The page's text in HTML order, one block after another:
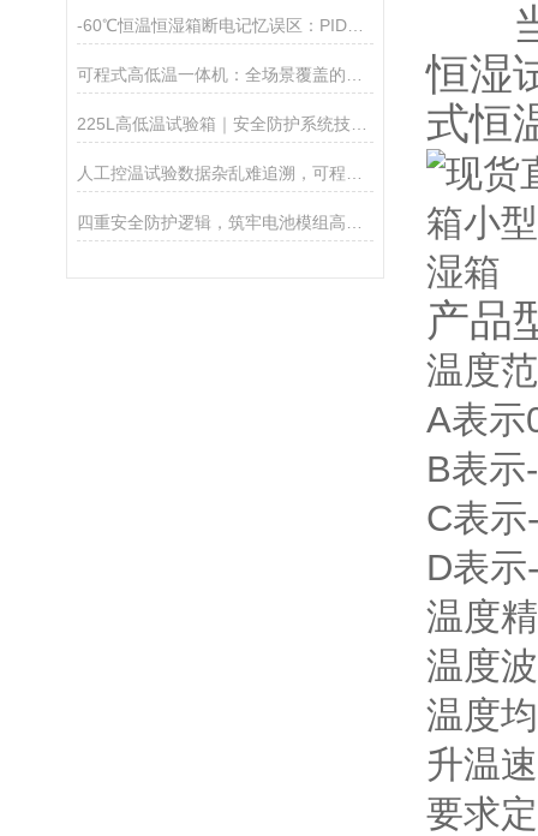
-60℃恒温恒湿箱断电记忆误区：PID重置导致批次试验数据偏差
225L高低温试验箱｜安全防护系统技术解析
当
恒湿
式恒
产品
温度
A表
B表
C表
D表
温度
温度
温度
升温
要求